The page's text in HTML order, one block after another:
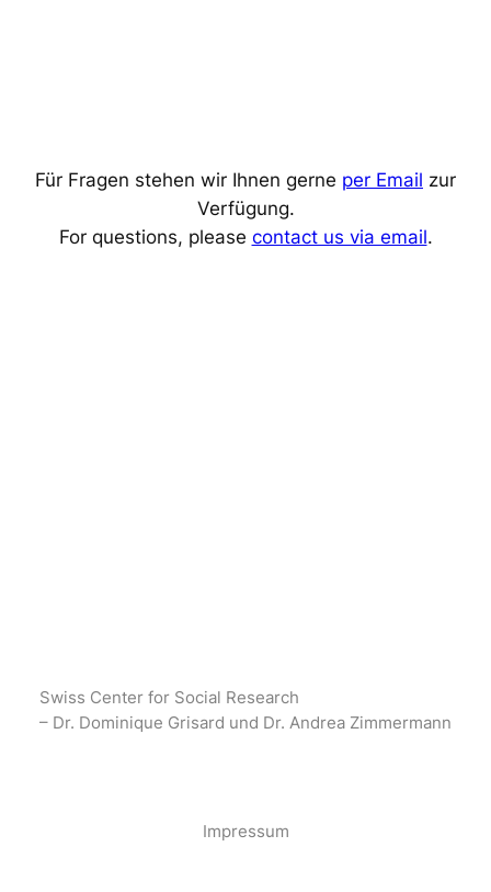
Für Fragen stehen wir Ihnen gerne per Email zur
Verfügung.
For questions, please contact us via email.
Swiss Center for Social Research
– Dr. Dominique Grisard und Dr. Andrea Zimmermann
Impressum